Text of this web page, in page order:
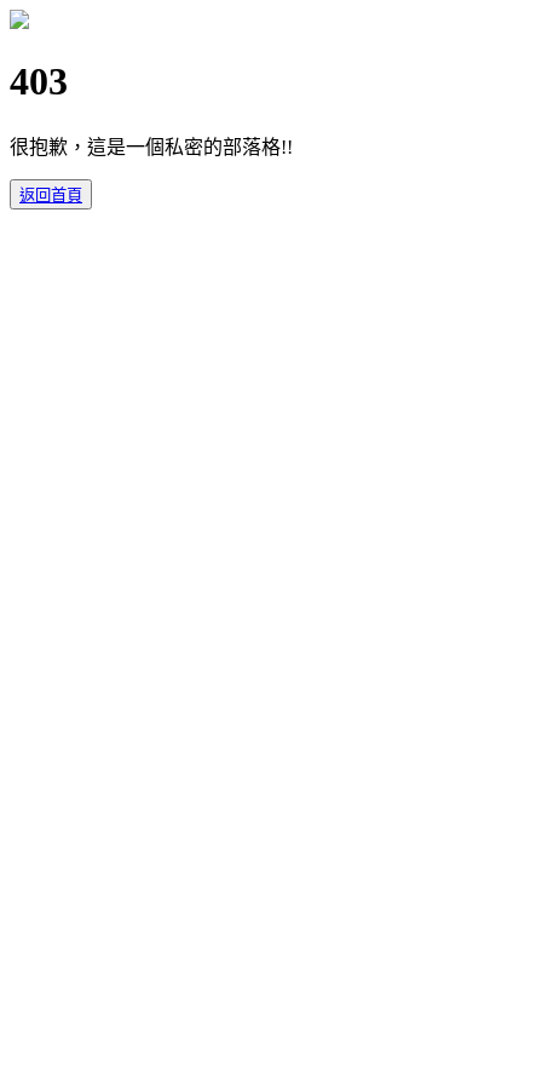
403
很抱歉，這是一個私密的部落格!!
返回首頁